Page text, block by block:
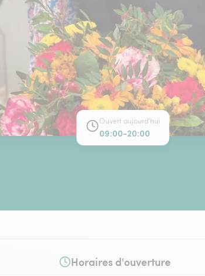
Ouvert aujourd'hui
09:00-20:00
Horaires d'ouverture